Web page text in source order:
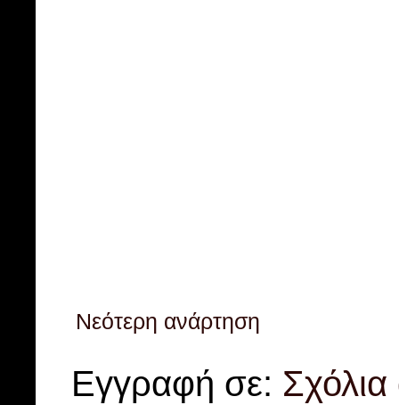
Νεότερη ανάρτηση
Εγγραφή σε: